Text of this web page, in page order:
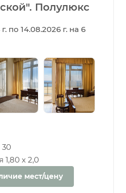
Полулюкс
по 14.08.2026 г. на 6
30
1,80 х 2,0
мест/цену